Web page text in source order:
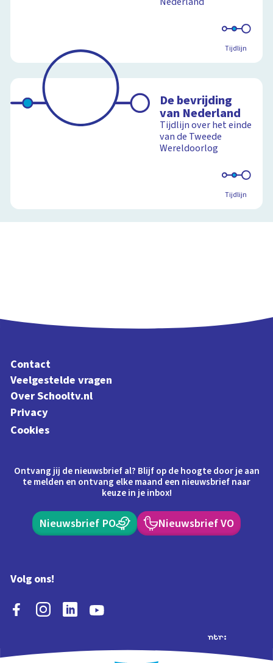
Tijdlijn
De bevrijding
van Nederland
Tijdlijn over het einde
van de Tweede
Wereldoorlog
Tijdlijn
Contact
Veelgestelde vragen
Over Schooltv.nl
Privacy
Cookies
Ontvang jij de nieuwsbrief al? Blijf op de hoogte door je aan
te melden en ontvang elke maand een nieuwsbrief naar
keuze in je inbox!
Nieuwsbrief PO Nieuwsbrief VO
Volg ons!